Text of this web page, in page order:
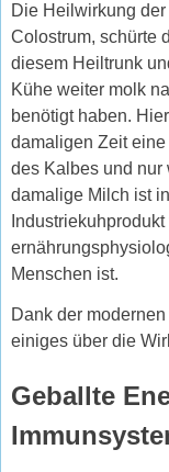
Die Heilwirkung
Colostrum, schürte
diesem Heiltrunk
Kühe weiter molk
benötigt haben.
damaligen Zeit
des Kalbes und nur
damalige Milch ist
Menschen ist.
Dank der
einiges über die
Geballte